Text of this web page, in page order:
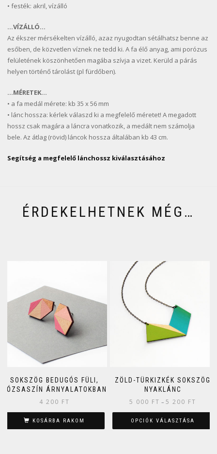
• festék: akril, vízálló
…VÍZÁLLÓ…
Az ékszer mérsékelten vízálló, azaz nyugodtan sétálhatsz benne az
esőben, de közvetlen víznek ne tedd ki. A fa élő anyag, ami porózus
felületének köszönhetően magába szívja a vizet. Kerüld a párás
helyen történő tárolást (pl fürdőben).
…MÉRETEK…
• a fa medál mérete: kb 35 x 56 mm
• lánc hossza: kérlek válaszd ki a megfelelő méretet! A megadott
hossz csak magára a láncra vonatkozik, a medált nem számolja
bele. Az átlag (rövid) láncok hossza általában kb 43 cm.
Segítség a megfelelő lánchossz kiválasztásához
ÉRDEKELHETNEK MÉG…
SOKSZÖG BEDUGÓS FÜLI,
RÓZSASZÍN ÁRNYALATOKBAN
4 200 FT
KOSÁRBA RAKOM
ZÖLD-TÜRKIZKÉK SOKSZÖG
NYAKLÁNC
5 000 FT – 5 200 FT
OPCIÓK VÁLASZTÁSA